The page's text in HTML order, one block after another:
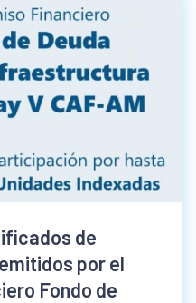
de
por el
Fondo de